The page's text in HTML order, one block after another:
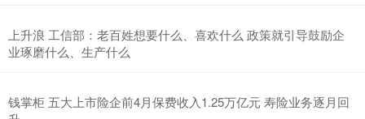
上升浪 工信部：老百姓想要什么、喜欢什么 政策就引导鼓励企
业琢磨什么、生产什么
钱掌柜 五大上市险企前4月保费收入1.25万亿元 寿险业务逐月回